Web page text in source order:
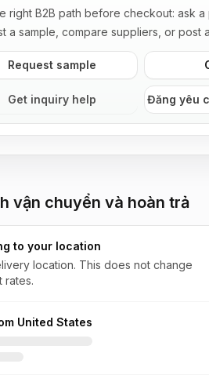
right B2B path before checkout: ask a
a sample, compare suppliers, or post
Request sample
Get inquiry help Đăng yêu
vận chuyển và hoàn trả
to your location
location. This does not change
rates.
United States